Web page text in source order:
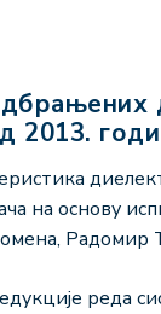
2013.
на основу
Радомир
реда